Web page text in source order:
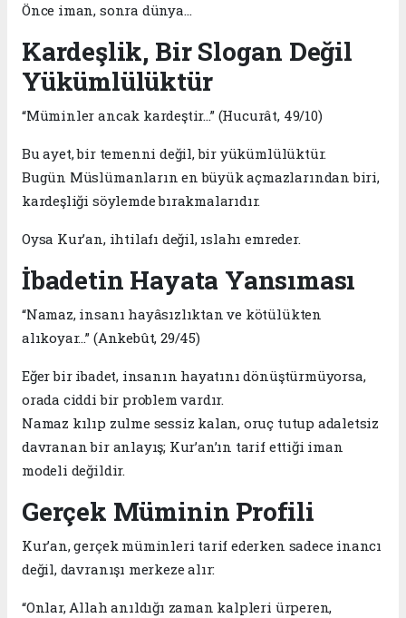
Önce iman, sonra dünya…
Kardeşlik, Bir Slogan Değil
Yükümlülüktür
“Müminler ancak kardeştir…” (Hucurât, 49/10)
Bu ayet, bir temenni değil, bir yükümlülüktür.
Bugün Müslümanların en büyük açmazlarından biri,
kardeşliği söylemde bırakmalarıdır.
Oysa Kur’an, ihtilafı değil, ıslahı emreder.
İbadetin Hayata Yansıması
“Namaz, insanı hayâsızlıktan ve kötülükten
alıkoyar…” (Ankebût, 29/45)
Eğer bir ibadet, insanın hayatını dönüştürmüyorsa,
orada ciddi bir problem vardır.
Namaz kılıp zulme sessiz kalan, oruç tutup adaletsiz
davranan bir anlayış; Kur’an’ın tarif ettiği iman
modeli değildir.
Gerçek Müminin Profili
Kur’an, gerçek müminleri tarif ederken sadece inancı
değil, davranışı merkeze alır:
“Onlar, Allah anıldığı zaman kalpleri ürperen,